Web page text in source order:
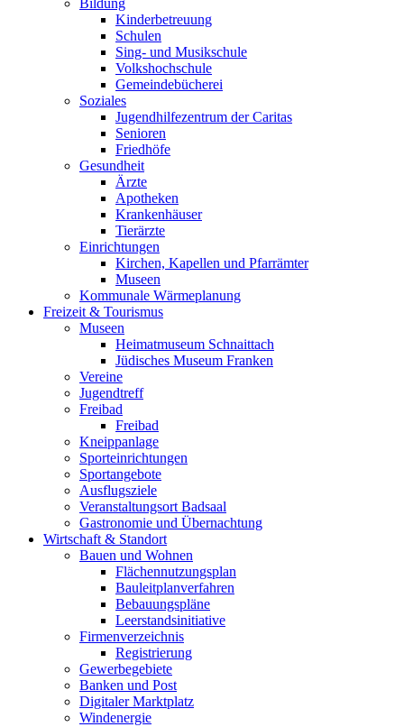
Bildung
Kinderbetreuung
Schulen
Sing- und Musikschule
Volkshochschule
Gemeindebücherei
Soziales
Jugendhilfezentrum der Caritas
Senioren
Friedhöfe
Gesundheit
Ärzte
Apotheken
Krankenhäuser
Tierärzte
Einrichtungen
Kirchen, Kapellen und Pfarrämter
Museen
Kommunale Wärmeplanung
Freizeit & Tourismus
Museen
Heimatmuseum Schnaittach
Jüdisches Museum Franken
Vereine
Jugendtreff
Freibad
Freibad
Kneippanlage
Sporteinrichtungen
Sportangebote
Ausflugsziele
Veranstaltungsort Badsaal
Gastronomie und Übernachtung
Wirtschaft & Standort
Bauen und Wohnen
Flächennutzungsplan
Bauleitplanverfahren
Bebauungspläne
Leerstandsinitiative
Firmenverzeichnis
Registrierung
Gewerbegebiete
Banken und Post
Digitaler Marktplatz
Windenergie